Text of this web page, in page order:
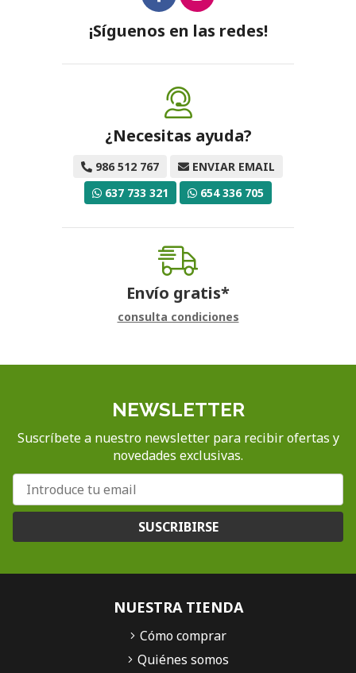
¡Síguenos en las redes!
¿Necesitas ayuda?
986 512 767
ENVIAR EMAIL
637 733 321
654 336 705
Envío gratis*
consulta condiciones
NEWSLETTER
Suscríbete a nuestro newsletter para recibir ofertas y
novedades exclusivas.
SUSCRIBIRSE
NUESTRA TIENDA
Cómo comprar
Quiénes somos